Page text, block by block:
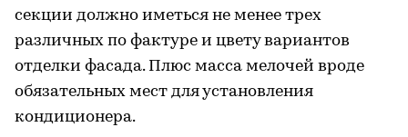
секции должно иметься не менее трех
различных по фактуре и цвету вариантов
отделки фасада. Плюс масса мелочей вроде
обязательных мест для установления
кондиционера.